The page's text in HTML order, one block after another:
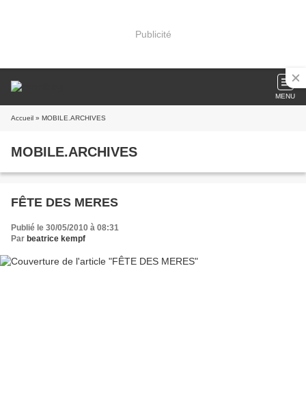
Publicité
MENU
Accueil » MOBILE.ARCHIVES
MOBILE.ARCHIVES
FÊTE DES MERES
Publié le 30/05/2010 à 08:31
Par beatrice kempf